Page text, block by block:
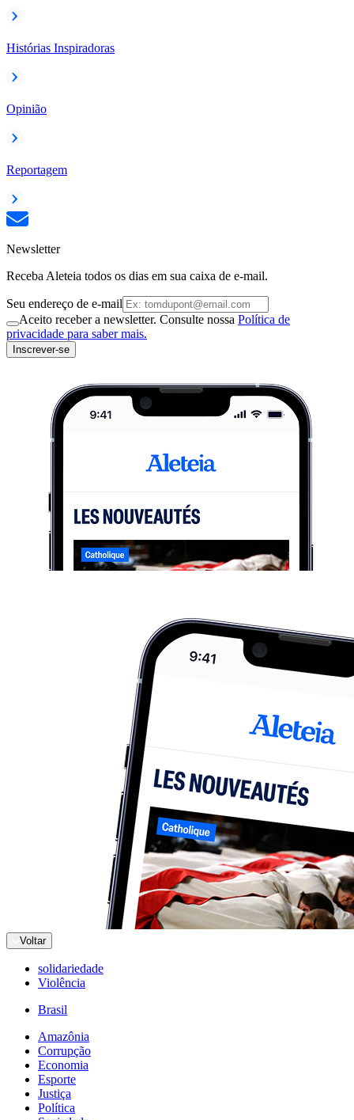
Histórias Inspiradoras
Opinião
Reportagem
Newsletter
Receba Aleteia todos os dias em sua caixa de e-mail.
Seu endereço de e-mail
Aceito receber a newsletter. Consulte nossa Política de
privacidade para saber mais.
Inscrever-se
Voltar
solidariedade
Violência
Brasil
Amazônia
Corrupção
Economia
Esporte
Justiça
Política